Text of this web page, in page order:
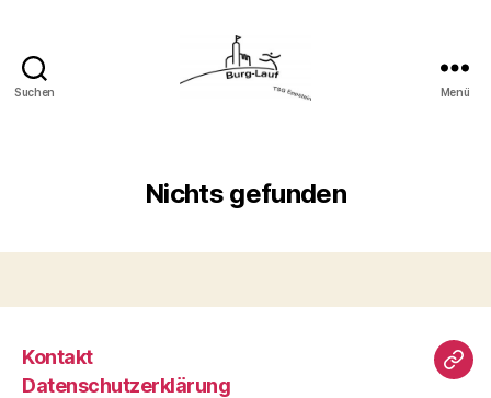
Suchen Menü
Nichts gefunden
Kontakt
Datenschutzerklärung